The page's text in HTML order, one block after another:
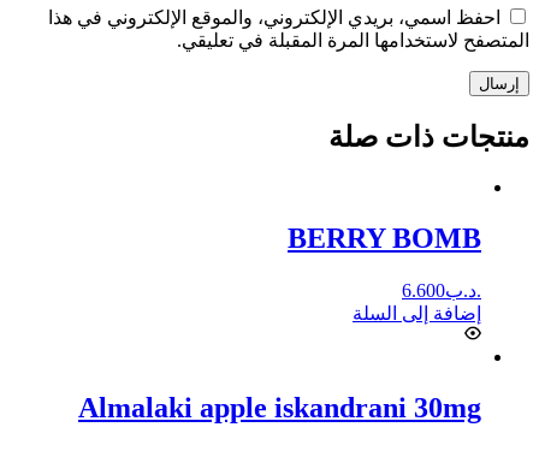
احفظ اسمي، بريدي الإلكتروني، والموقع الإلكتروني في هذا
المتصفح لاستخدامها المرة المقبلة في تعليقي.
إرسال
منتجات ذات صلة
BERRY BOMB
.د.ب6.600
إضافة إلى السلة
Almalaki apple iskandrani 30mg